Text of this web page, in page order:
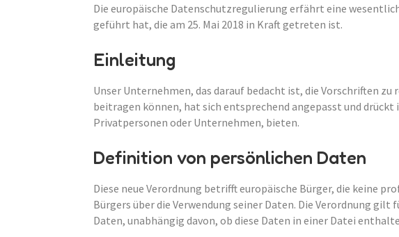
Die europäische Datenschutzregulierung erfährt eine
geführt hat, die am 25. Mai 2018 in Kraft getreten ist.
Einleitung
Unser Unternehmen, das darauf bedacht ist, die Vorschriften
beitragen können, hat sich entsprechend angepasst und drückt
Privatpersonen oder Unternehmen, bieten.
Definition von persönlichen Daten
Diese neue Verordnung betrifft europäische Bürger, die keine
Bürgers über die Verwendung seiner Daten. Die Verordnung
Daten, unabhängig davon, ob diese Daten in einer Datei